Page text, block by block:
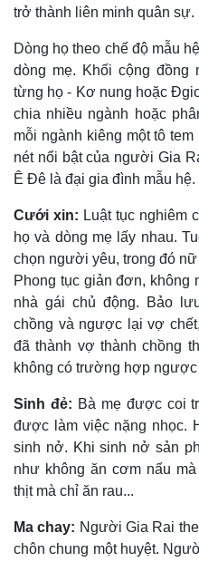
trở thành liên minh quân sự.
Dòng họ theo chế độ mẫu
dòng mẹ. Khối cộng đồng
từng họ - Kơ nung hoặc
chia nhiều ngành hoặc
mỗi ngành kiêng một tô
nét nổi bật của người Gia
Ê Ðê là đại gia đình mẫu hệ.
Cưới xin: Luật tục nghiêm
họ và dòng mẹ lấy nhau.
chọn người yêu, trong đó
Phong tục giản đơn, không
nhà gái chủ động. Bảo
chồng và ngược lại vợ
đã thành vợ thành chồng
không có trường hợp ngược
Sinh đẻ: Bà mẹ được coi
được làm việc nặng nhọc.
sinh nở. Khi sinh nở sản
như không ăn cơm nấu
thịt mà chỉ ăn rau...
Ma chay: Người Gia Rai
chôn chung một huyệt.